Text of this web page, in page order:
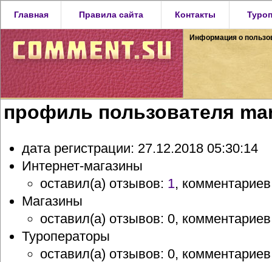
Главная Правила сайта Контакты
Информация о
профиль пользователя
дата регистрации: 27.12.2018 05:30:14
Интернет-магазины
оставил(а) отзывов: 1,
Магазины
оставил(а) отзывов: 0,
Туроператоры
оставил(а) отзывов: 0,